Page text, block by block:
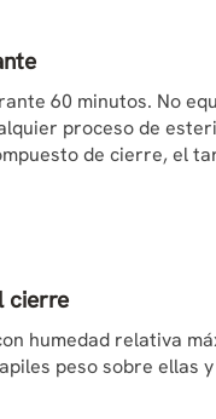
60 minutos. No
proceso de
de cierre, el
cierre
humedad relativa
peso sobre ellas